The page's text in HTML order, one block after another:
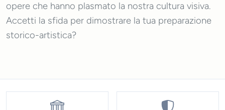
opere che hanno plasmato la nostra cultura visiva.
Accetti la sfida per dimostrare la tua preparazione
storico-artistica?